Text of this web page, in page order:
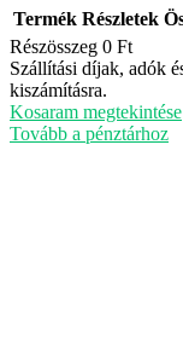
Termékek
a
kosárban
Termék Részletek
Részösszeg 0 Ft
Szállítási díjak, adók
kiszámításra.
Kosaram megtekintése
Tovább a pénztárhoz